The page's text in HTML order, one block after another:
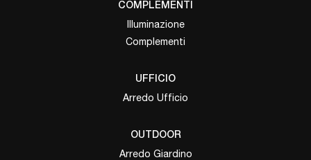
COMPLEMENTI
Illuminazione
Complementi
UFFICIO
Arredo Ufficio
OUTDOOR
Arredo Giardino